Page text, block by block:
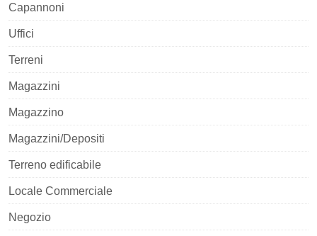
Capannoni
Uffici
Terreni
Magazzini
Magazzino
Magazzini/Depositi
Terreno edificabile
Locale Commerciale
Negozio